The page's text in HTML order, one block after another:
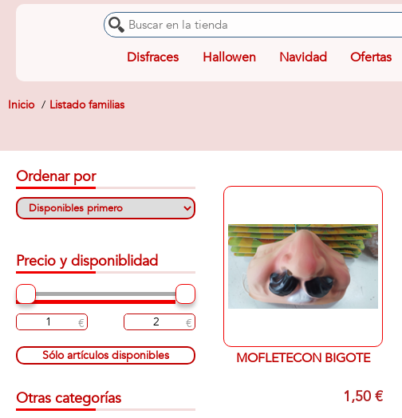
Disfraces Hallowen Navidad Ofertas
Inicio Listado familias
MOFLETECON BIGOTE
1,50 €
Ordenar por
Precio y disponiblidad
Sólo artículos disponibles
Otras categorías